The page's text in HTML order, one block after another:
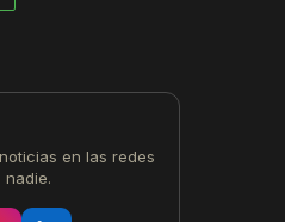
en las redes
nadie.